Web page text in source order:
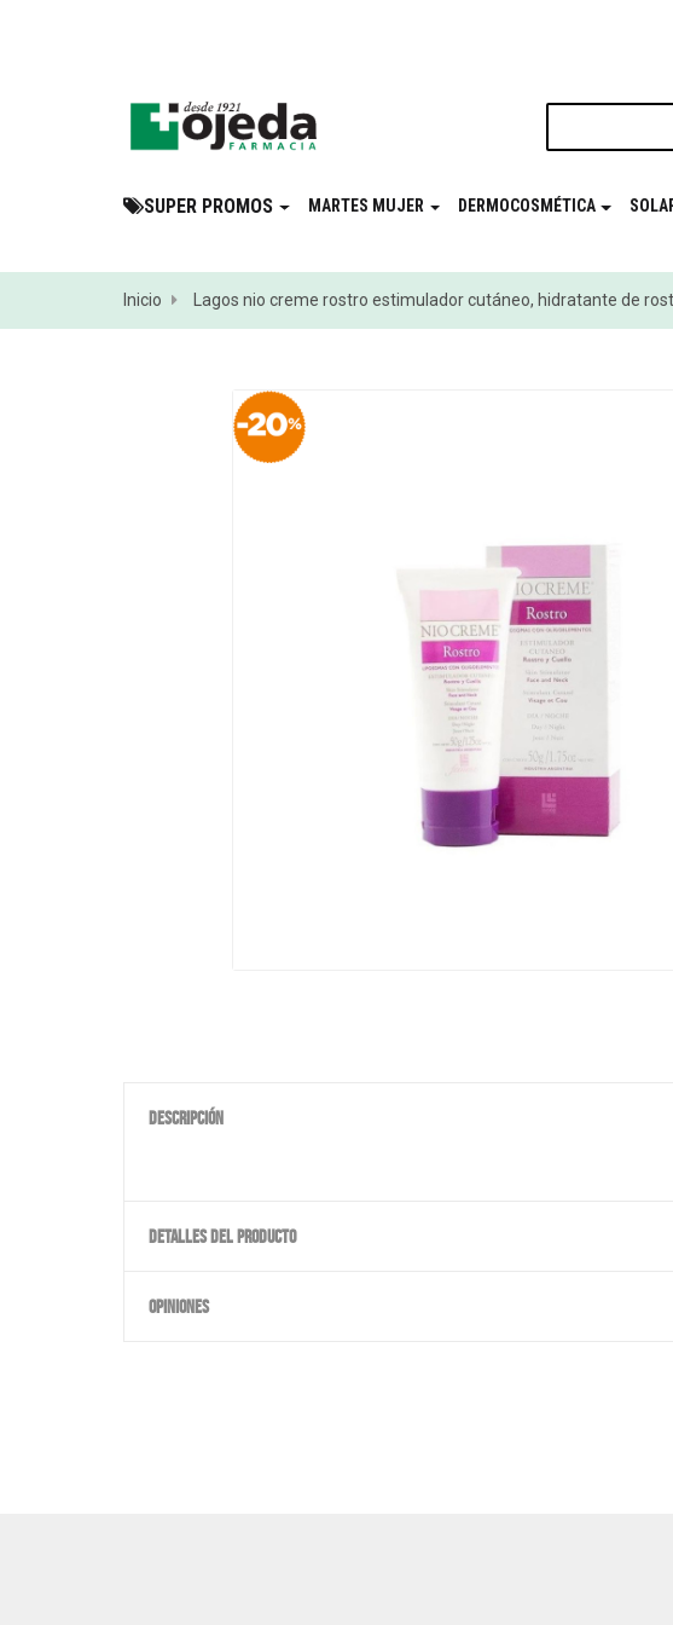
SUPER PROMOS MARTES MUJER DERMOCOSMÉTICA
Inicio Lagos nio creme rostro estimulador cutáneo, hidratante de
DESCRIPCIÓN
DETALLES DEL PRODUCTO
OPINIONES